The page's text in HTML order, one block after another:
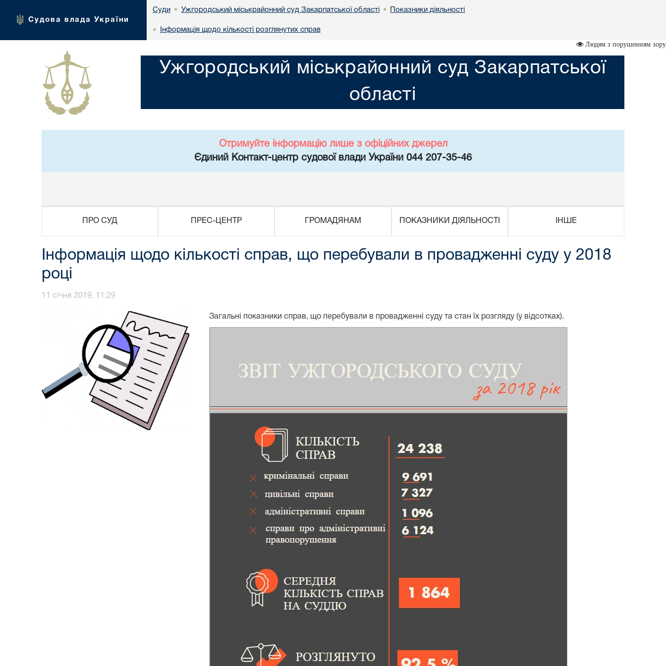
Судова влада України
Суди • Ужгородський міськрайонний суд Закарпатської області • Показники діяльності
• Інформація щодо кількості розглянутих справ
Людям з порушенням зору
Ужгородський міськрайонний суд Закарпатської
області
Отримуйте інформацію лише з офіційних джерел
Єдиний Контакт-центр судової влади України 044 207-35-46
ПРО СУД ПРЕС-ЦЕНТР ГРОМАДЯНАМ ПОКАЗНИКИ ДІЯЛЬНОСТІ ІНШЕ
Інформація щодо кількості справ, що перебували в провадженні суду у 2018
році
11 січня 2019, 11:29
Загальні показники справ, що перебували в провадженні суду та стан їх розгляду (у відсотках).